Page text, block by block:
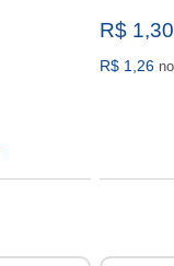
R$ 1,30
R$ 1,26